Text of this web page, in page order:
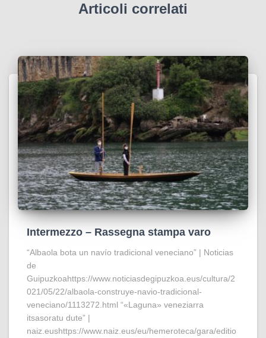
Articoli correlati
Intermezzo – Rassegna stampa varo
“Albaola bota un navío tradicional veneciano” | Noticias
de
Guipuzkoahttps://www.noticiasdegipuzkoa.eus/cultura/2
021/05/22/albaola-construye-navio-tradicional-
veneciano/1113272.html “«Laguna» veneziarra
itsasoratu dute” |
naiz.eushttps://www.naiz.eus/eu/hemeroteca/gara/editio